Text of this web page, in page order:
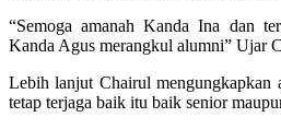
“Semoga amanah Kanda Ina dan
Kanda Agus merangkul alumni” Ujar
Lebih lanjut Chairul mengungkapkan
tetap terjaga baik itu baik senior